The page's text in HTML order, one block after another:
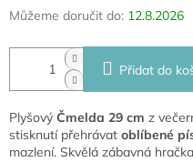
Můžeme doručit do: 12.8.2026
Přidat do
Plyšový Čmelda 29 cm z
stisknutí přehrávat oblíbené
mazlení. Skvělá zábavná hračka